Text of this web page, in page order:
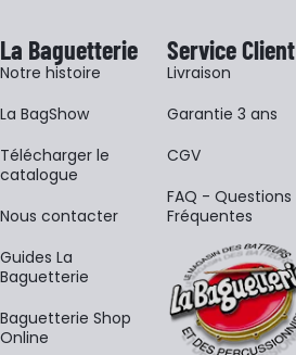
La Baguetterie
Notre histoire
La BagShow
​Télécharger le
catalogue
Nous contacter
Guides La
Baguetterie
Baguetterie Shop
Online
Service Client
Livraison
Garantie 3 ans
CGV
FAQ - Questions
Fréquentes